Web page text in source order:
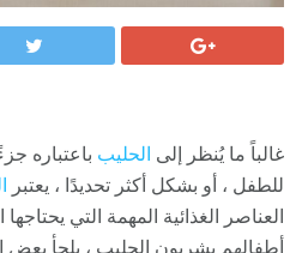
غالباً ما يُنظر إلى الحليب باعتباره
للطفل ، أو بشكل أكثر تحديدًا ، يعتبر
العناصر الغذائية المهمة التي
أطفالهم يشربون الحليب ، يلجأ بعض